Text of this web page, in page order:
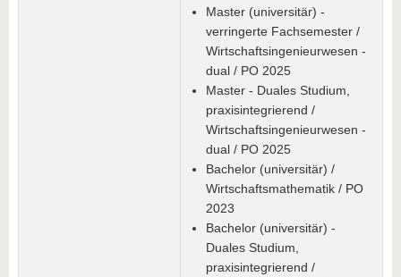
Master (universitär) -
verringerte Fachsemester /
Wirtschaftsingenieurwesen -
dual / PO 2025
Master - Duales Studium,
praxisintegrierend /
Wirtschaftsingenieurwesen -
dual / PO 2025
Bachelor (universitär) /
Wirtschaftsmathematik / PO
2023
Bachelor (universitär) -
Duales Studium,
praxisintegrierend /